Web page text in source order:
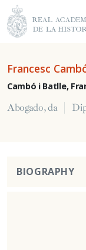
Francesc
Cambó i Batlle,
Abogado, da
BIOGRAPHY